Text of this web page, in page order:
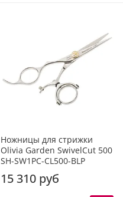
Ножницы для стрижки
Olivia Garden SwivelCut 500
SH-SW1PC-CL500-BLP
15 310 руб